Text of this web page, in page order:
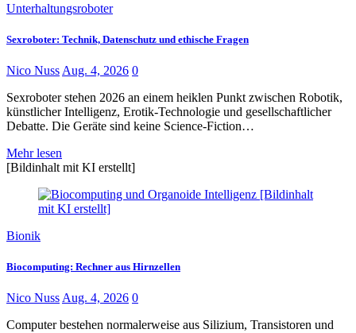
Unterhaltungsroboter
Sexroboter: Technik, Datenschutz und ethische Fragen
Nico Nuss Aug. 4, 2026 0
Sexroboter stehen 2026 an einem heiklen Punkt zwischen Robotik,
künstlicher Intelligenz, Erotik-Technologie und gesellschaftlicher
Debatte. Die Geräte sind keine Science-Fiction…
Mehr lesen
[Bildinhalt mit KI erstellt]
Bionik
Biocomputing: Rechner aus Hirnzellen
Nico Nuss Aug. 4, 2026 0
Computer bestehen normalerweise aus Silizium, Transistoren und